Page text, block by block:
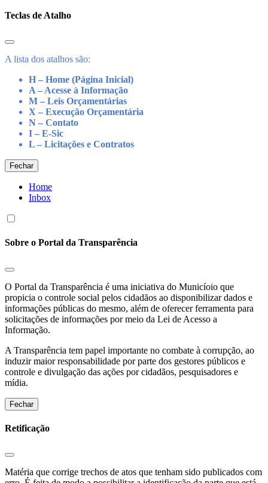
Teclas de Atalho
A lista dos atalhos são:
H – Home (Página Inicial)
A – Acesse à Informação
M – Leis Orçamentárias
X – Execução Orçamentária
N – Contato
I – E-Sic
L – Licitações e Contratos
Fechar
Home
Inbox
Sobre o Portal da Transparência
O Portal da Transparência é uma iniciativa do Municíoio que
propicia o controle social pelos cidadãos ao disponibilizar dados e
informações públicas do mesmo, além de oferecer ferramenta para
solicitações de informações por meio da Lei de Acesso a
Informação.
A Transparência tem papel importante no combate à corrupção, ao
induzir maior responsabilidade por parte dos gestores públicos e
controle e divulgação das ações por cidadãos, pesquisadores e
mídia.
Fechar
Retificação
Matéria que corrige trechos de atos que tenham sido publicados com